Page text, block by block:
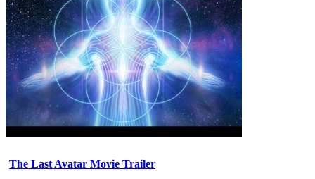
The Last Avatar Movie Trailer